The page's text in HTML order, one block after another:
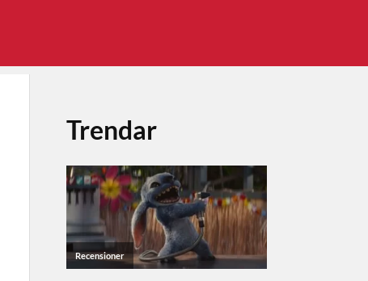
Trendar